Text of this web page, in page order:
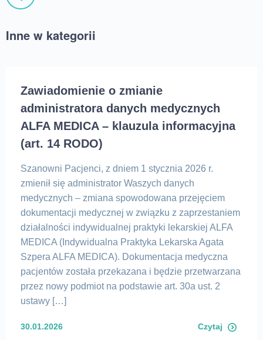
Inne w kategorii
Zawiadomienie o zmianie
administratora danych medycznych
ALFA MEDICA – klauzula informacyjna
(art. 14 RODO)
Szanowni Pacjenci, z dniem 1 stycznia 2026 r.
zmienił się administrator Waszych danych
medycznych – zmiana spowodowana przejęciem
dokumentacji medycznej w związku z zaprzestaniem
działalności indywidualnej praktyki lekarskiej ALFA
MEDICA (Indywidualna Praktyka Lekarska Agata
Szpera ALFA MEDICA). Dokumentacja medyczna
pacjentów została przekazana i będzie przetwarzana
przez nowy podmiot na podstawie art. 30a ust. 2
ustawy […]
30.01.2026 Czytaj